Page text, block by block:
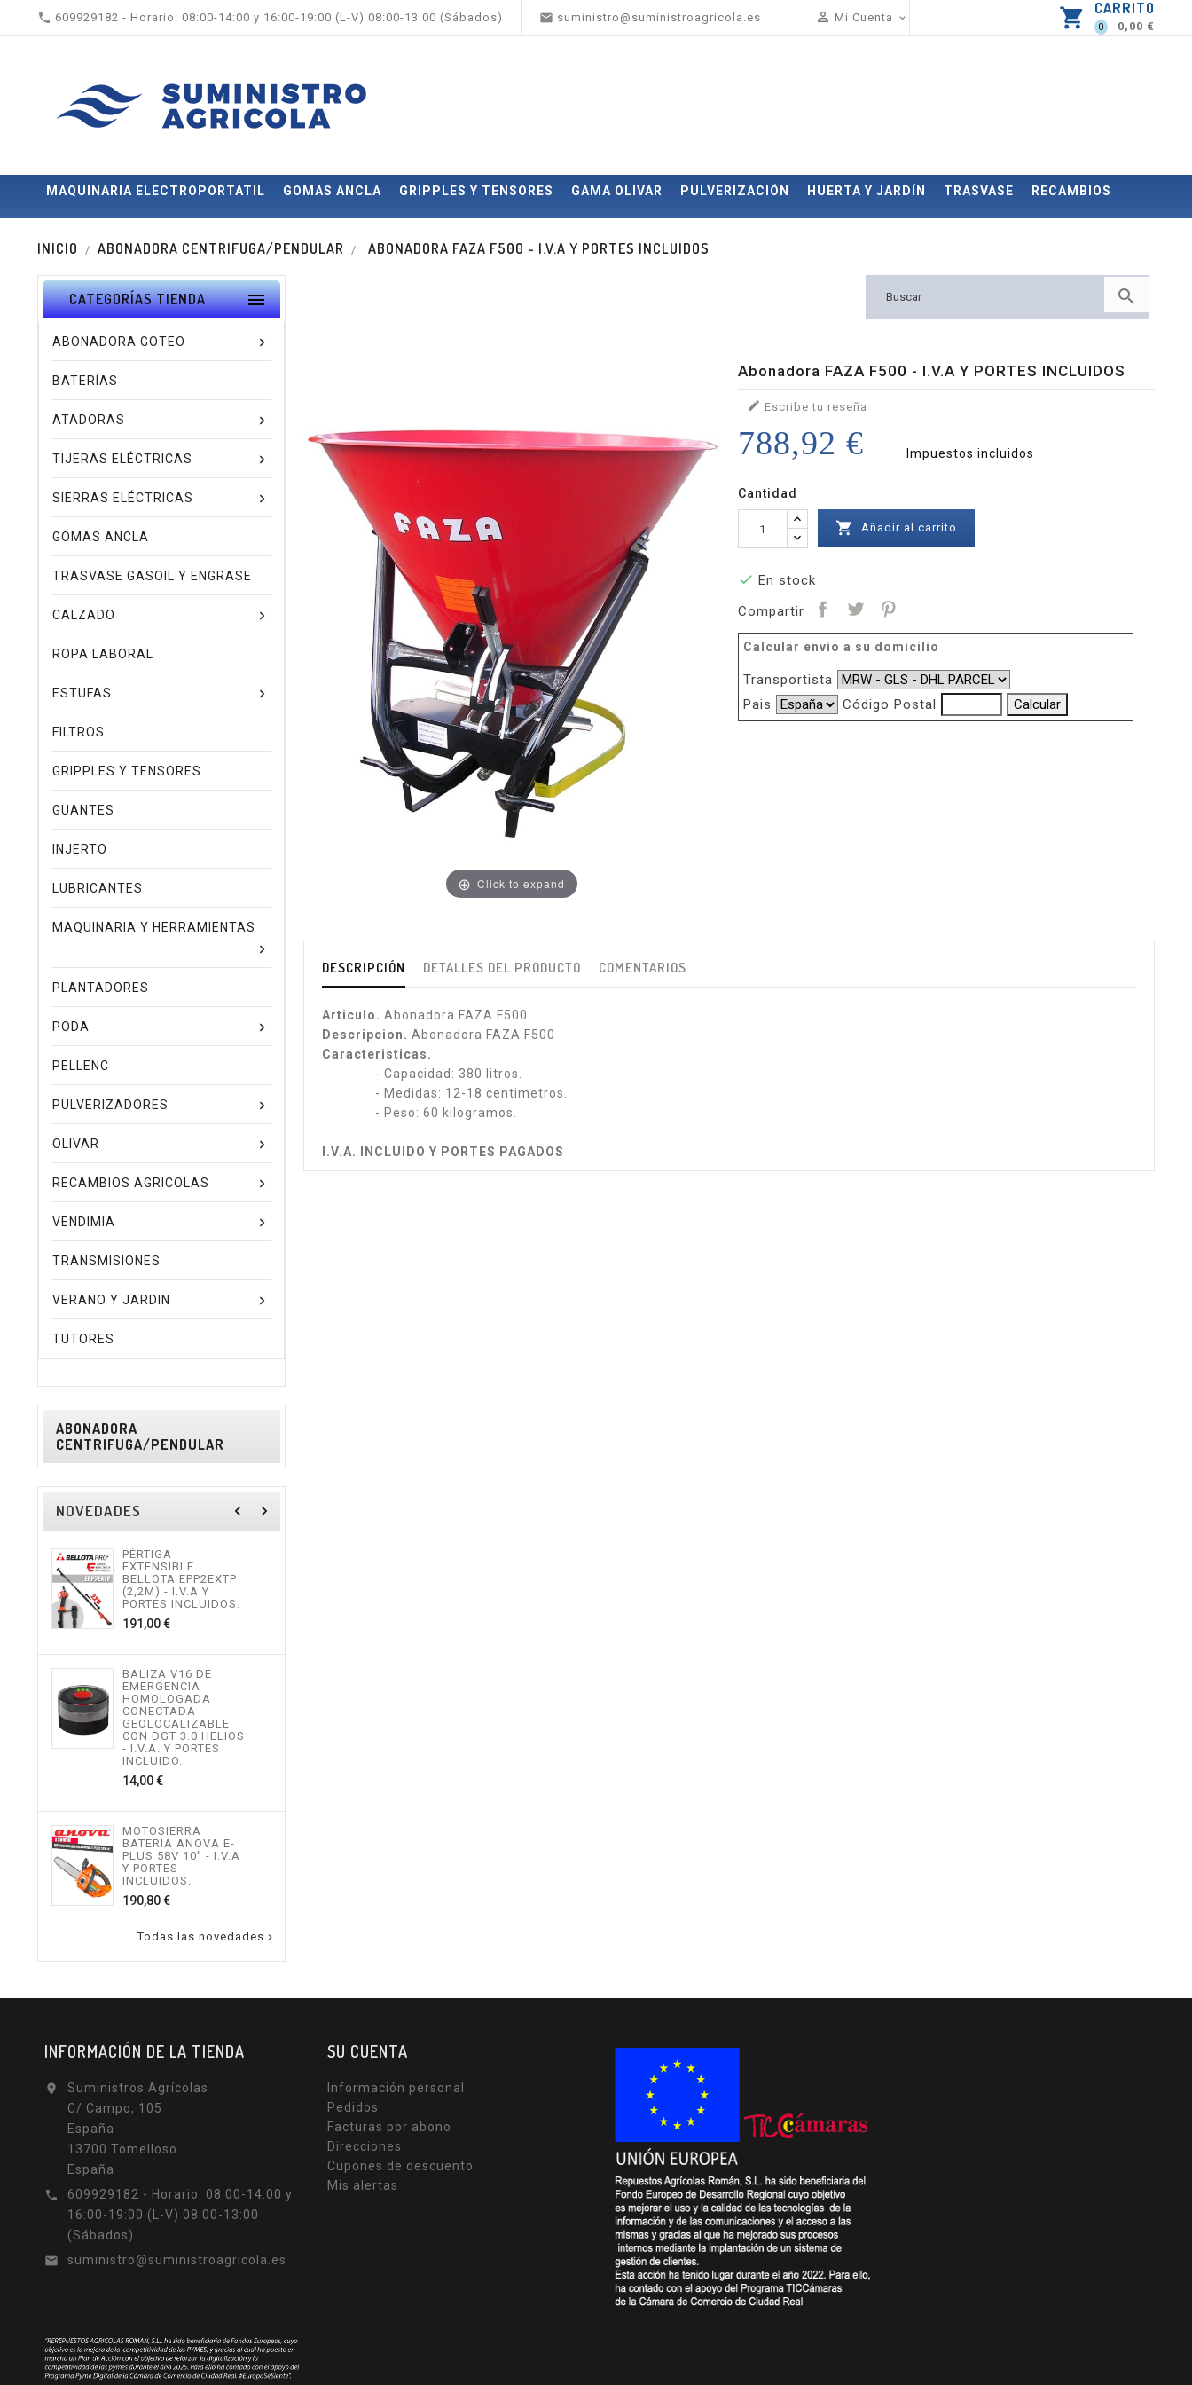
 609929182 - Horario: 08:00-14:00 y 16:00-19:00 (L-V) 08:00-13:00 (Sábados)  suministro@suministroagricola.es  Mi Cuenta  shopping_cart CARRITO
0 0,00 €
MAQUINARIA ELECTROPORTATIL GOMAS ANCLA GRIPPLES Y TENSORES GAMA OLIVAR PULVERIZACIÓN HUERTA Y JARDÍN TRASVASE RECAMBIOS
INICIO ABONADORA CENTRIFUGA/PENDULAR ABONADORA FAZA F500 - I.V.A Y PORTES INCLUIDOS
CATEGORÍAS TIENDA 
ABONADORA GOTEO
BATERÍAS
ATADORAS
TIJERAS ELÉCTRICAS
SIERRAS ELÉCTRICAS
GOMAS ANCLA
TRASVASE GASOIL Y ENGRASE
CALZADO
ROPA LABORAL
ESTUFAS
FILTROS
GRIPPLES Y TENSORES
GUANTES
INJERTO
LUBRICANTES
MAQUINARIA Y HERRAMIENTAS
PLANTADORES
PODA
PELLENC
PULVERIZADORES
OLIVAR
RECAMBIOS AGRICOLAS
VENDIMIA
TRANSMISIONES
VERANO Y JARDIN
TUTORES
ABONADORA
CENTRIFUGA/PENDULAR
NOVEDADES navigate_before navigate_next
PÉRTIGA
EXTENSIBLE
BELLOTA EPP2EXTP
(2,2M) - I.V.A Y
PORTES INCLUIDOS.
191,00 €Precio
BALIZA V16 DE
EMERGENCIA
HOMOLOGADA
CONECTADA
GEOLOCALIZABLE
CON DGT 3.0 HELIOS
- I.V.A. Y PORTES
INCLUIDO.
14,00 €Precio
MOTOSIERRA
BATERIA ANOVA E-
PLUS 58V 10" - I.V.A
Y PORTES
INCLUIDOS.
190,80 €Precio
Todas las novedades 

Click to expand
Abonadora FAZA F500 - I.V.A Y PORTES INCLUIDOS
 Escribe tu reseña
788,92 € Impuestos incluidos
Cantidad
 Añadir al carrito
 En stock
Compartir
Calcular envio a su domicilio
Transportista
Pais
Código Postal
DESCRIPCIÓN DETALLES DEL PRODUCTO COMENTARIOS
Articulo. Abonadora FAZA F500
Descripcion. Abonadora FAZA F500
Caracteristicas.
- Capacidad: 380 litros.
- Medidas: 12-18 centimetros.
- Peso: 60 kilogramos.
I.V.A. INCLUIDO Y PORTES PAGADOS
INFORMACIÓN DE LA TIENDA

Suministros Agrícolas
C/ Campo, 105
España
13700 Tomelloso
España

609929182 - Horario: 08:00-14:00 y
16:00-19:00 (L-V) 08:00-13:00
(Sábados)

suministro@suministroagricola.es
SU CUENTA
Información personal
Pedidos
Facturas por abono
Direcciones
Cupones de descuento
Mis alertas